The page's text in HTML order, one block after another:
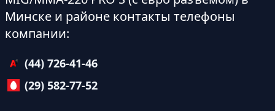
Минске и районе контакты телефоны
компании:
(44) 726-41-46
(29) 582-77-52